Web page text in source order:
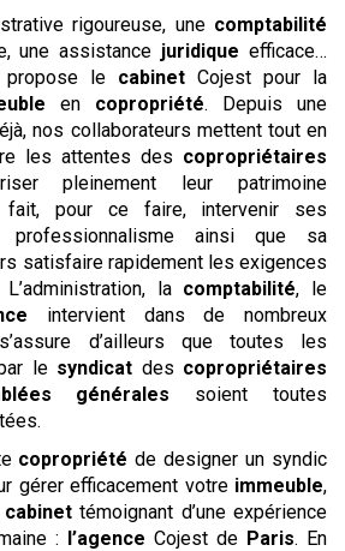
rigoureuse, une comptabilité
une assistance juridique efficace…
le cabinet Cojest pour la
en copropriété. Depuis une
nos collaborateurs mettent tout en
les attentes des copropriétaires
pleinement leur patrimoine
fait, pour ce faire, intervenir ses
professionnalisme ainsi que sa
satisfaire rapidement les exigences
L’administration, la comptabilité, le
intervient dans de nombreux
d’ailleurs que toutes les
le syndicat des copropriétaires
générales soient toutes
copropriété de designer un syndic
gérer efficacement votre immeuble,
cabinet témoignant d’une expérience
: l’agence Cojest de Paris. En